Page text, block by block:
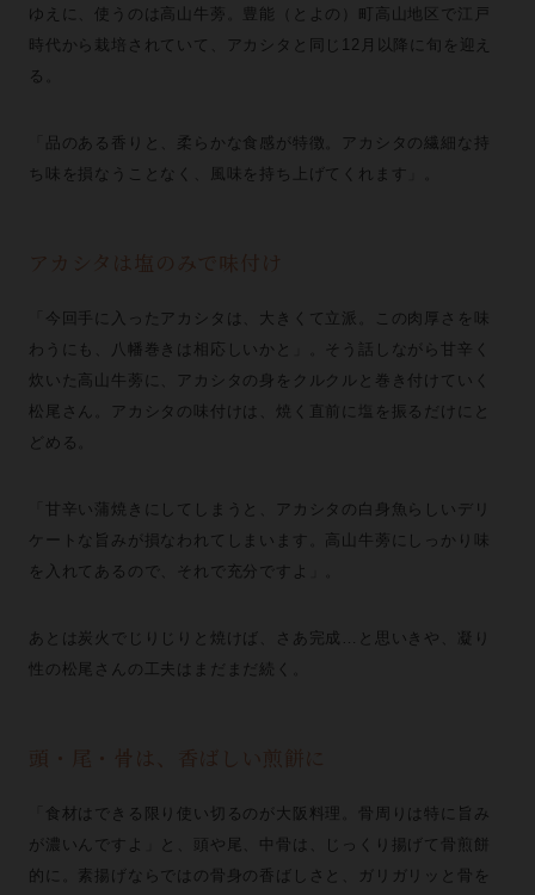
ゆえに、使うのは高山牛蒡。豊能（とよの）町高山地区で江戸
時代から栽培されていて、アカシタと同じ12月以降に旬を迎え
る。
「品のある香りと、柔らかな食感が特徴。アカシタの繊細な持
ち味を損なうことなく、風味を持ち上げてくれます」。
アカシタは塩のみで味付け
「今回手に入ったアカシタは、大きくて立派。この肉厚さを味
わうにも、八幡巻きは相応しいかと」。そう話しながら甘辛く
炊いた高山牛蒡に、アカシタの身をクルクルと巻き付けていく
松尾さん。アカシタの味付けは、焼く直前に塩を振るだけにと
どめる。
「甘辛い蒲焼きにしてしまうと、アカシタの白身魚らしいデリ
ケートな旨みが損なわれてしまいます。高山牛蒡にしっかり味
を入れてあるので、それで充分ですよ」。
あとは炭火でじりじりと焼けば、さあ完成…と思いきや、凝り
性の松尾さんの工夫はまだまだ続く。
頭・尾・骨は、香ばしい煎餅に
「食材はできる限り使い切るのが大阪料理。骨周りは特に旨み
が濃いんですよ」と、頭や尾、中骨は、じっくり揚げて骨煎餅
的に。素揚げならではの骨身の香ばしさと、ガリガリッと骨を